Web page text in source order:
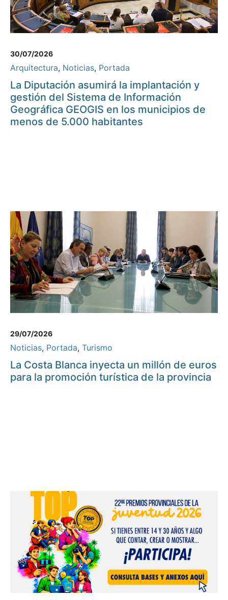
30/07/2026
Arquitectura, Noticias, Portada
La Diputación asumirá la implantación y
gestión del Sistema de Información
Geográfica GEOGIS en los municipios de
menos de 5.000 habitantes
29/07/2026
Noticias, Portada, Turismo
La Costa Blanca inyecta un millón de euros
para la promoción turística de la provincia